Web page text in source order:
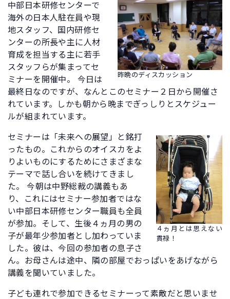
昨晩のディスカッション
中部日本研修センターで
海外の日本人駐在員や現
地スタッフ、国内研修セ
ンターの所長や主に人材
育成を担当する主に若手
スタッフらが集まってセ
ミナーを開催中。 今日は
最終日なのですが、なんとこのセミナー２日から開催さ
れています。しかも朝から晩までぎっしりとスケジュー
ルが組まれています。
４ヵ月とは思えない
貫禄！
セミナーは「未来への展望」と銘打
ったもの。これからのオイスカをよ
りよいものにするためにさまざまな
テーマで話し合いを続けてきまし
た。 今朝は中野総裁の講義もあ
り、これにはセミナー参加者ではな
い中部日本研修センター職員も全員
が参加。そして、生後４ヵ月の男の
子が最年少参加者とし加わっていま
した。彼は、今回の参加者の息子さ
ん。お母さんは途中、隣の部屋でおっぱいをあげながら
講義を聞いていました。
子ども連れで参加できるセミナーって素敵だと思いませ